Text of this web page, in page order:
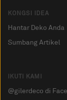
KONGSI IDEA
Hantar Deko Anda
Sumbang Artikel
IKUTI KAMI
@gilerdeco di